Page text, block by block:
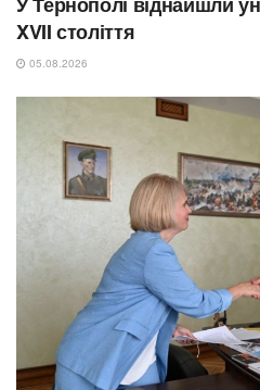
XVII століття
05.08.2026